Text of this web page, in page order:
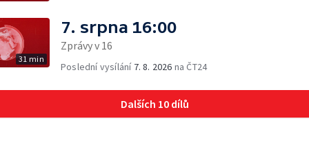
31 min
7. srpna 16:00
Zprávy v 16
Poslední vysílání 7. 8. 2026 na ČT24
Dalších 10 dílů